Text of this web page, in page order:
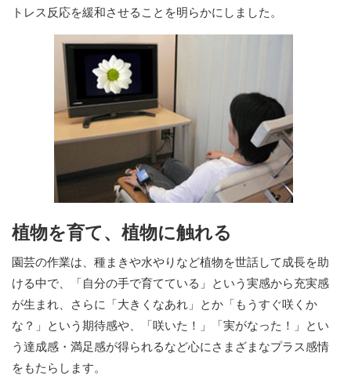
トレス反応を緩和させることを明らかにしました。
植物を育て、植物に触れる
園芸の作業は、種まきや水やりなど植物を世話して成長を助
ける中で、「自分の手で育てている」という実感から充実感
が生まれ、さらに「大きくなあれ」とか「もうすぐ咲くか
な？」という期待感や、「咲いた！」「実がなった！」とい
う達成感・満足感が得られるなど心にさまざまなプラス感情
をもたらします。